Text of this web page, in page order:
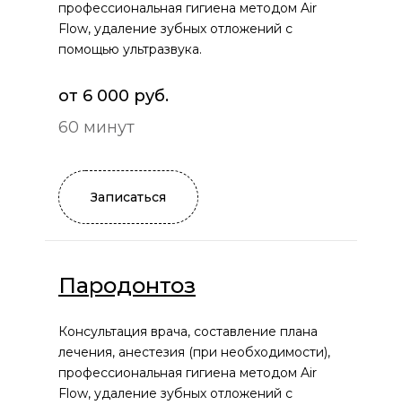
профессиональная гигиена методом Air
Flow, удаление зубных отложений с
помощью ультразвука.
от 6 000 руб.
60 минут
Записаться
Пародонтоз
Консультация врача, составление плана
лечения, анестезия (при необходимости),
профессиональная гигиена методом Air
Flow, удаление зубных отложений с